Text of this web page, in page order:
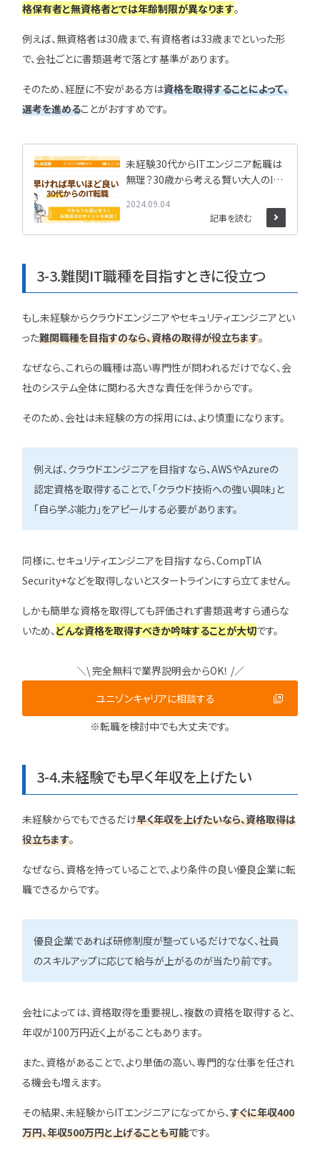
格保有者と無資格者とでは年齢制限が異なります。
例えば、無資格者は30歳まで、有資格者は33歳までといった形
で、会社ごとに書類選考で落とす基準があります。
そのため、経歴に不安がある方は資格を取得することによって、
選考を進めることがおすすめです。
2024.09.04
未経験30代からITエンジニア転職は
無理？30歳から考える賢い大人のIT
記事を読む
3-3.難関IT職種を目指すときに役立つ
もし未経験からクラウドエンジニアやセキュリティエンジニアとい
った難関職種を目指すのなら、資格の取得が役立ちます。
なぜなら、これらの職種は高い専門性が問われるだけでなく、会
社のシステム全体に関わる大きな責任を伴うからです。
そのため、会社は未経験の方の採用には、より慎重になります。
例えば、クラウドエンジニアを目指すなら、AWSやAzureの
認定資格を取得することで、「クラウド技術への強い興味」と
「自ら学ぶ能力」をアピールする必要があります。
同様に、セキュリティエンジニアを目指すなら、CompTIA
Security+などを取得しないとスタートラインにすら立てません。
しかも簡単な資格を取得しても評価されず書類選考すら通らな
いため、どんな資格を取得すべきか吟味することが大切です。
＼\ 完全無料で業界説明会からOK！ /／
ユニゾンキャリアに相談する
※転職を検討中でも大丈夫です。
3-4.未経験でも早く年収を上げたい
未経験からでもできるだけ早く年収を上げたいなら、資格取得は
役立ちます。
なぜなら、資格を持っていることで、より条件の良い優良企業に転
職できるからです。
優良企業であれば研修制度が整っているだけでなく、社員
のスキルアップに応じて給与が上がるのが当たり前です。
会社によっては、資格取得を重要視し、複数の資格を取得すると、
年収が100万円近く上がることもあります。
また、資格があることで、より単価の高い、専門的な仕事を任され
る機会も増えます。
その結果、未経験からITエンジニアになってから、すぐに年収400
万円、年収500万円と上げることも可能です。